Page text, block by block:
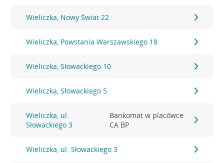
Wieliczka, Nowy Świat 22
Wieliczka, Powstania Warszawskiego 18
Wieliczka, Słowackiego 10
Wieliczka, Słowackiego 5
Wieliczka, ul.
Słowackiego 3
Bankomat w placówce
CA BP
Wieliczka, ul. Słowackiego 3